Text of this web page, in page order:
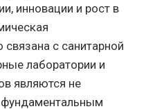
инновации и рост в
с санитарной
лаборатории и
являются не
фундаментальным